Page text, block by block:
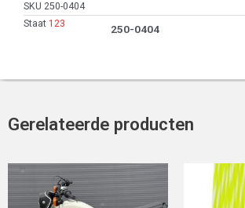
SKU 250-0404
Staat 123 250-0404
Gerelateerde producten